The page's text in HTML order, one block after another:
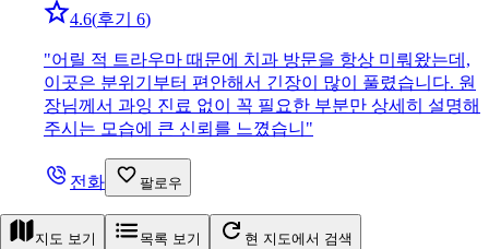
4.6(후기 6)
"어릴 적 트라우마 때문에 치과 방문을 항상 미뤄왔는데,
이곳은 분위기부터 편안해서 긴장이 많이 풀렸습니다. 원
장님께서 과잉 진료 없이 꼭 필요한 부분만 상세히 설명해
주시는 모습에 큰 신뢰를 느꼈습니 "
전화 팔로우
지도 보기 목록 보기 현 지도에서 검색